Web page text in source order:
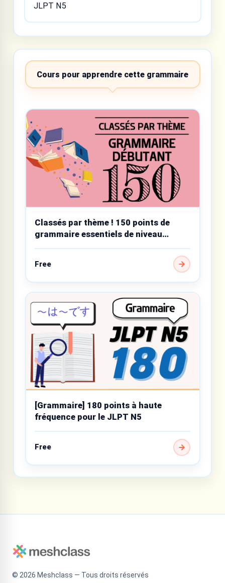
JLPT N5
Cours pour apprendre cette grammaire
Classés par thème ! 150 points de
grammaire essentiels de niveau
Free
[Grammaire] 180 points à haute
fréquence pour le JLPT N5
Free
© 2026 Meshclass — Tous droits réservés